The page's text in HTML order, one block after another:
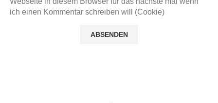
ich einen Kommentar schreiben will (Cookie)